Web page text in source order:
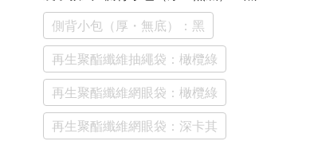
側背小包（厚・無底）：黑
再生聚酯纖維抽繩袋：橄欖綠
再生聚酯纖維網眼袋：橄欖綠
再生聚酯纖維網眼袋：深卡其